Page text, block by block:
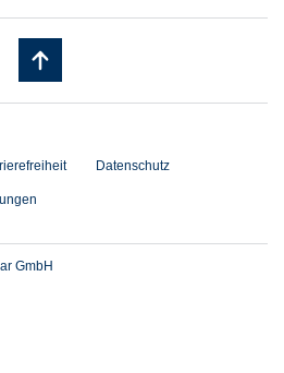
Datenschutz
GmbH